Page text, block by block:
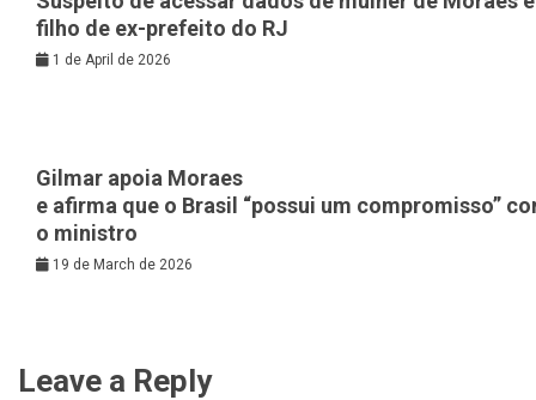
filho de ex-prefeito do RJ
1 de April de 2026
Gilmar apoia Moraes
e afirma que o Brasil “possui um compromisso”
o ministro
19 de March de 2026
Leave a Reply